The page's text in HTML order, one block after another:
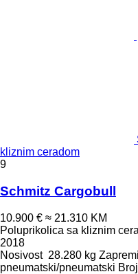
kliznim ceradom
9
Schmitz Cargobull
10.900 € ≈ 21.310 KM
Poluprikolica sa kliznim
2018
Nosivost 28.280 kg
pneumatski/pneumatski